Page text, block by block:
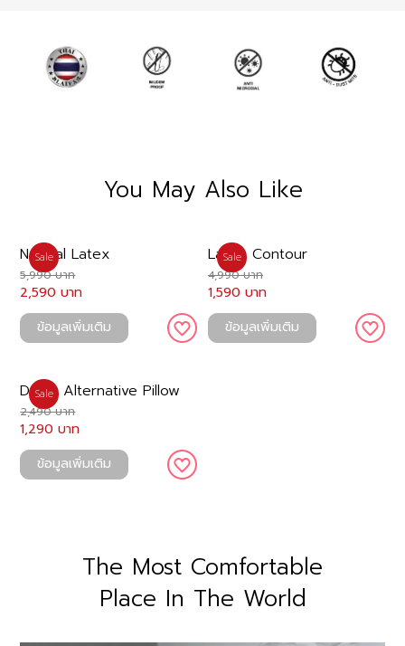
You May Also Like
Sale
Natural Latex
5,990 บาท
2,590 บาท
ข้อมูลเพิ่มเติม
Sale
Latex Contour
4,990 บาท
1,590 บาท
ข้อมูลเพิ่มเติม
Sale
Down Alternative Pillow
2,490 บาท
1,290 บาท
ข้อมูลเพิ่มเติม
The Most Comfortable
Place In The World